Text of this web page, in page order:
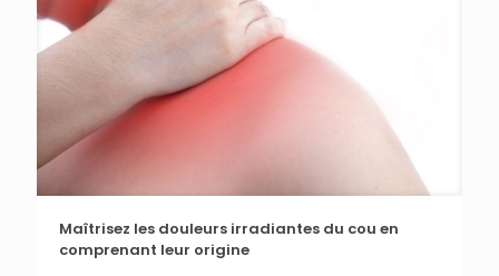
Maîtrisez les douleurs irradiantes du cou en
comprenant leur origine